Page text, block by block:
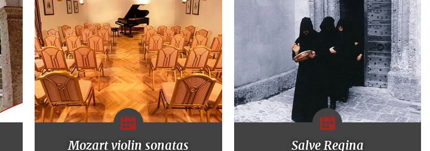
Mozart violin sonatas Salve Regina